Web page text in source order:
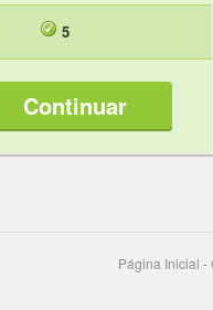
5
Continuar
Página Inicial -